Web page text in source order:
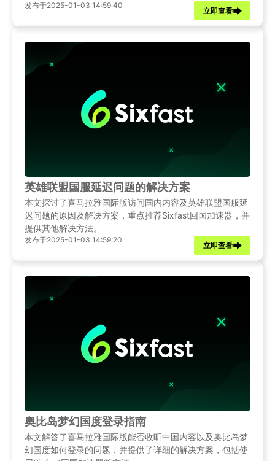
发布于2025-01-03 14:59:40
立即查看
英雄联盟国服延迟问题的解决方案
本文探讨了喜马拉雅国际版访问国内内容及英雄联盟国服延
迟问题的原因及解决方案，重点推荐Sixfast回国加速器，并
提供其他解决方法。
发布于2025-01-03 14:59:20
立即查看
奥比岛梦幻国度登录指南
本文解答了喜马拉雅国际版能否收听中国内容以及奥比岛梦
幻国度如何登录的问题，并提供了详细的解决方案，包括使